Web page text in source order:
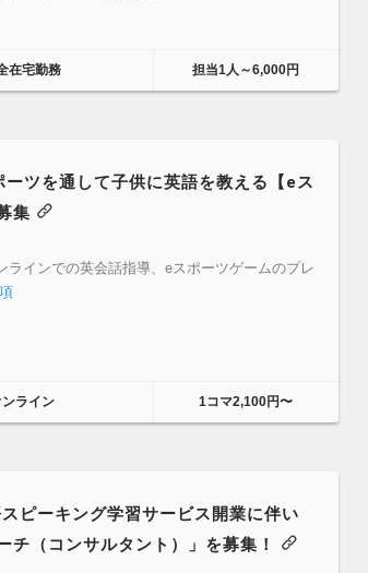
在宅勤務 担当1人～6,000円
ツを通して子供に英語を教える【eス
集
ラインでの英会話指導、eスポーツゲームのプレ
ライン 1コマ2,100円〜
ピーキング学習サービス開業に伴い
チ（コンサルタント）」を募集！